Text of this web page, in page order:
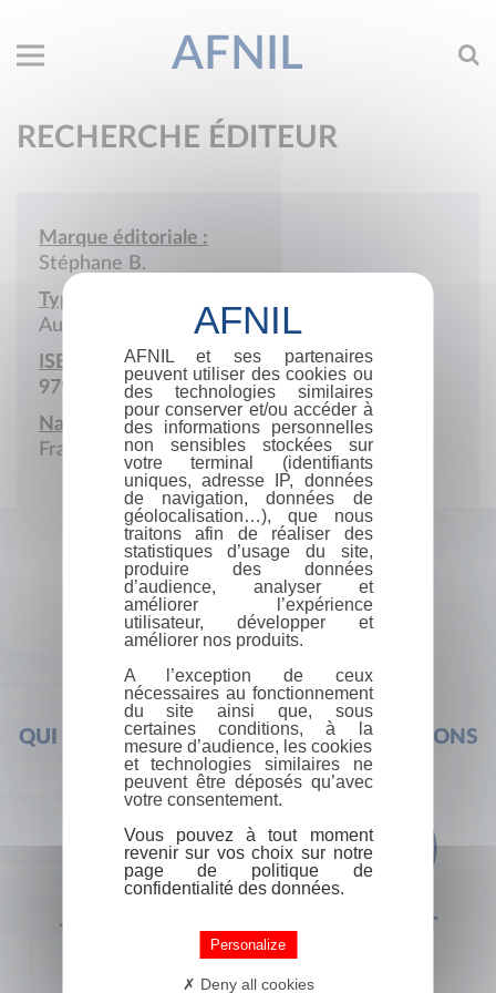
AFNIL
RECHERCHE ÉDITEUR
Marque éditoriale :
Stéphane B.
Type de société :
Auto-édition
ISBN :
979-10-415-0426-8
Nationalité :
France
QUI SOMMES-NOUS ? FOIRE AUX QUESTIONS
+33 (0) 1 44 41 29 19 CONTACT
AFNIL et ses partenaires
peuvent utiliser des cookies ou
des technologies similaires
pour conserver et/ou accéder à
des informations personnelles
non sensibles stockées sur
votre terminal (identifiants
uniques, adresse IP, données
de navigation, données de
géolocalisation…), que nous
traitons afin de réaliser des
statistiques d’usage du site,
produire des données
d’audience, analyser et
améliorer l’expérience
utilisateur, développer et
améliorer nos produits.
A l’exception de ceux
nécessaires au fonctionnement
du site ainsi que, sous
certaines conditions, à la
mesure d’audience, les cookies
et technologies similaires ne
peuvent être déposés qu’avec
votre consentement.
Vous pouvez à tout moment
revenir sur vos choix sur notre
page de politique de
confidentialité des données.
Personalize
Deny all cookies